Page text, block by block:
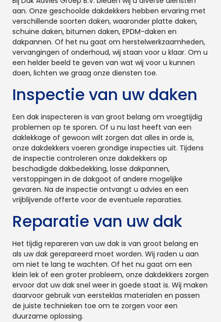
aan. Onze geschoolde dakdekkers hebben ervaring met
verschillende soorten daken, waaronder platte daken,
schuine daken, bitumen daken, EPDM-daken en
dakpannen. Of het nu gaat om herstelwerkzaamheden,
vervangingen of onderhoud, wij staan voor u klaar. Om u
een helder beeld te geven van wat wij voor u kunnen
doen, lichten we graag onze diensten toe.
Inspectie van uw daken
Een dak inspecteren is van groot belang om vroegtijdig
problemen op te sporen. Of u nu last heeft van een
daklekkage of gewoon wilt zorgen dat alles in orde is,
onze dakdekkers voeren grondige inspecties uit. Tijdens
de inspectie controleren onze dakdekkers op
beschadigde dakbedekking, losse dakpannen,
verstoppingen in de dakgoot of andere mogelijke
gevaren. Na de inspectie ontvangt u advies en een
vrijblijvende offerte voor de eventuele reparaties.
Reparatie van uw dak
Het tijdig repareren van uw dak is van groot belang en
als uw dak gerepareerd moet worden. Wij raden u aan
om niet te lang te wachten. Of het nu gaat om een
klein lek of een groter probleem, onze dakdekkers zorgen
ervoor dat uw dak snel weer in goede staat is. Wij maken
daarvoor gebruik van eersteklas materialen en passen
de juiste technieken toe om te zorgen voor een
duurzame oplossing.